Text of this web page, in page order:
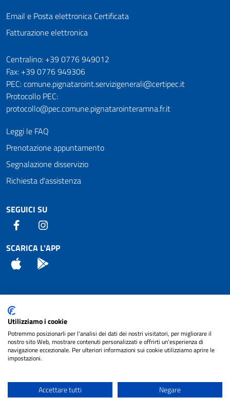
Email e Posta elettronica Certificata
Fatturazione elettronica
Numeri utili
Centralino: +39 0776 949012
Fax: +39 0776 949306
PEC: comune.pignataroint.servizigenerali@certipec.it
Protocollo PEC:
protocollo@pec.comune.pignatarointeramna.fr.it
Leggi le FAQ
Prenotazione appuntamento
Segnalazione disservizio
Richiesta d'assistenza
SEGUICI SU
Facebook
SCARICA L'APP
App Store
Attuazione Misure PNRR
Piano di miglioramento del sito
Note legali
cura diNET SMART
Utilizziamo i cookie
Potremmo posizionarli per l'analisi dei dati dei nostri visitatori, per migliorare il
nostro sito Web, mostrare contenuti personalizzati e offrirti un'esperienza di
navigazione eccezionale. Per ulteriori informazioni sui cookie utilizziamo aprire le
impostazioni.
Accettare tutti Negare